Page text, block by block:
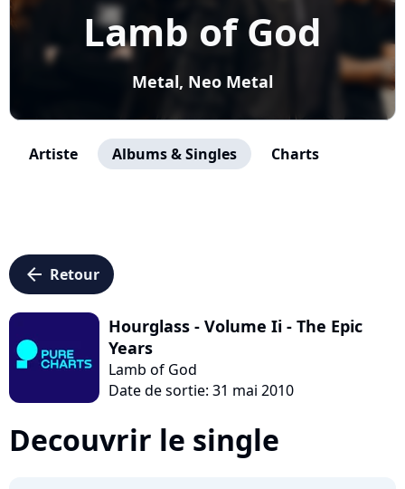
Lamb of God
Metal, Neo Metal
Artiste Albums & Singles Charts
arrow_left Retour
Hourglass - Volume Ii - The Epic
Years
Lamb of God
Date de sortie: 31 mai 2010
Decouvrir le single